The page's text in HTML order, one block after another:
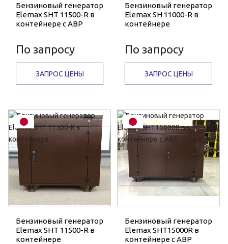
Бензиновый генератор
Elemax SHT 11500-R в
контейнере с АВР
По запросу
ЗАПРОС ЦЕНЫ
Бензиновый генератор
Elemax SH 11000-R в
контейнере
По запросу
ЗАПРОС ЦЕНЫ
Бензиновый генератор
Elemax SHT 11500-R в
контейнере
Бензиновый генератор
Elemax SHT15000R в
контейнере с АВР